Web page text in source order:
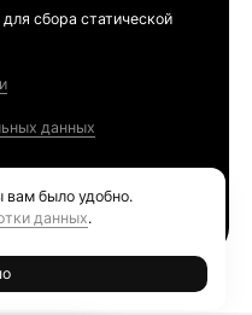
сбора статической
данных
вам было удобно.
данных.